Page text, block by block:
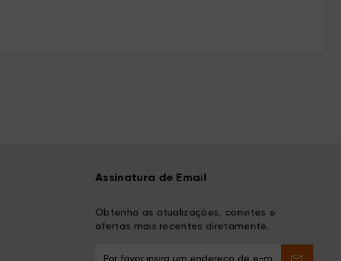
Assinatura de Email
Obtenha as atualizações, convites e
ofertas mais recentes diretamente.